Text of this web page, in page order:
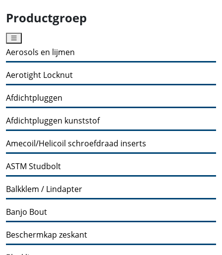
Productgroep
Aerosols en lijmen
Aerotight Locknut
Afdichtpluggen
Afdichtpluggen kunststof
Amecoil/Helicoil schroefdraad inserts
ASTM Studbolt
Balkklem / Lindapter
Banjo Bout
Beschermkap zeskant